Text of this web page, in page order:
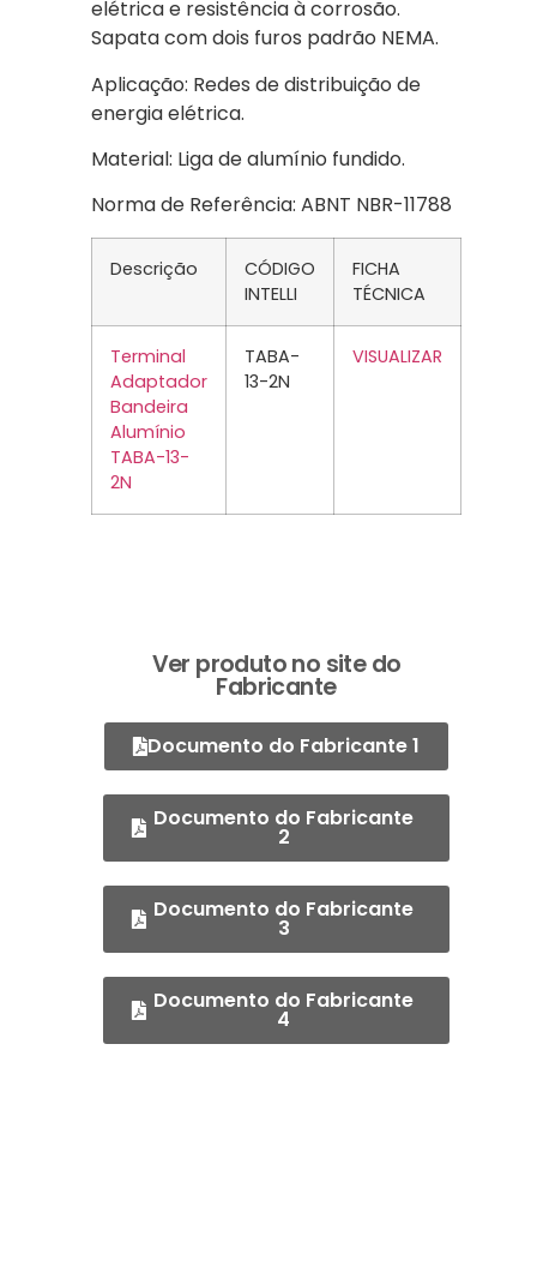
elétrica e resistência à corrosão.
Sapata com dois furos padrão NEMA.
Aplicação: Redes de distribuição de
energia elétrica.
Material: Liga de alumínio fundido.
Norma de Referência: ABNT NBR-11788
Descrição
CÓDIGO
INTELLI
FICHA
TÉCNICA
Terminal
Adaptador
Bandeira
Alumínio
TABA-13-
2N
TABA-
13-2N
VISUALIZAR
Ver produto no site do
Fabricante
Documento do Fabricante 1
Documento do Fabricante
2
Documento do Fabricante
3
Documento do Fabricante
4